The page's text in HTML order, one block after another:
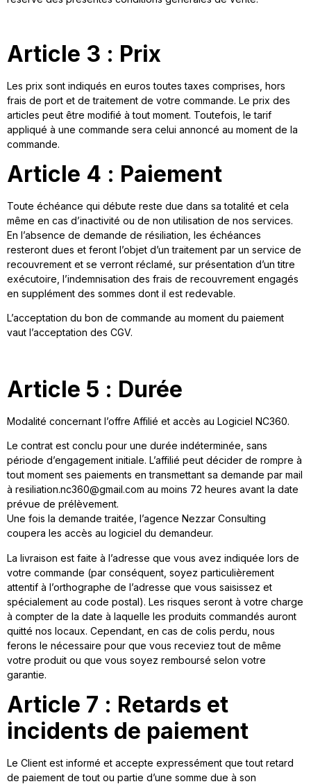
Article 3 : Prix
Les prix sont indiqués en euros toutes taxes comprises, hors
frais de port et de traitement de votre commande. Le prix des
articles peut être modifié à tout moment. Toutefois, le tarif
appliqué à une commande sera celui annoncé au moment de la
commande.
Article 4 : Paiement
Toute échéance qui débute reste due dans sa totalité et cela
même en cas d’inactivité ou de non utilisation de nos services.
En l’absence de demande de résiliation, les échéances
resteront dues et feront l’objet d’un traitement par un service de
recouvrement et se verront réclamé, sur présentation d’un titre
exécutoire, l’indemnisation des frais de recouvrement engagés
en supplément des sommes dont il est redevable.
L’acceptation du bon de commande au moment du paiement
vaut l’acceptation des CGV.
Article 5 : Durée
Modalité concernant l’offre Affilié et accès au Logiciel NC360.
Le contrat est conclu pour une durée indéterminée, sans
période d’engagement initiale. L’affilié peut décider de rompre à
tout moment ses paiements en transmettant sa demande par mail
à resiliation.nc360@gmail.com au moins 72 heures avant la date
prévue de prélèvement.
Une fois la demande traitée, l’agence Nezzar Consulting
coupera les accès au logiciel du demandeur.
La livraison est faite à l’adresse que vous avez indiquée lors de
votre commande (par conséquent, soyez particulièrement
attentif à l’orthographe de l’adresse que vous saisissez et
spécialement au code postal). Les risques seront à votre charge
à compter de la date à laquelle les produits commandés auront
quitté nos locaux. Cependant, en cas de colis perdu, nous
ferons le nécessaire pour que vous receviez tout de même
votre produit ou que vous soyez remboursé selon votre
garantie.
Article 7 : Retards et
incidents de paiement
Le Client est informé et accepte expressément que tout retard
de paiement de tout ou partie d’une somme due à son